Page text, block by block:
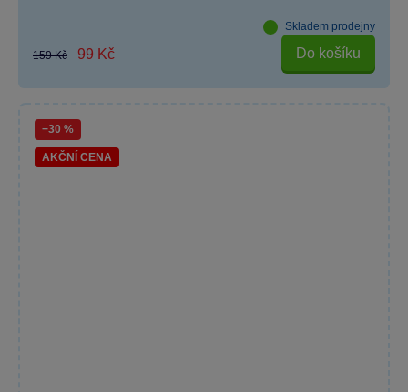
Skladem prodejny
159 Kč 99 Kč Do košíku
−30 %
AKČNÍ CENA